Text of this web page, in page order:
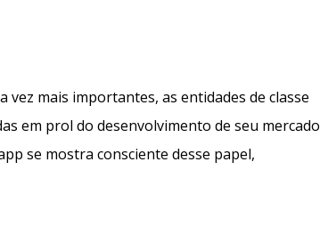
vez mais importantes, as entidades de classe
em prol do desenvolvimento de seu mercado
se mostra consciente desse papel,